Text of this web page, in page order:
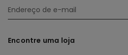
Encontre uma loja